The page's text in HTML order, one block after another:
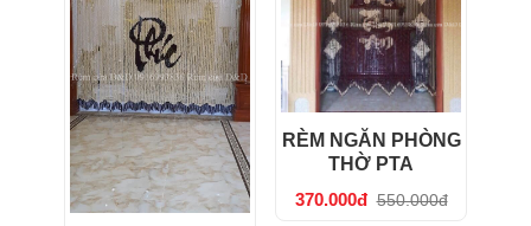
RÈM NGĂN PHÒNG
THỜ PTA
370.000đ 550.000đ